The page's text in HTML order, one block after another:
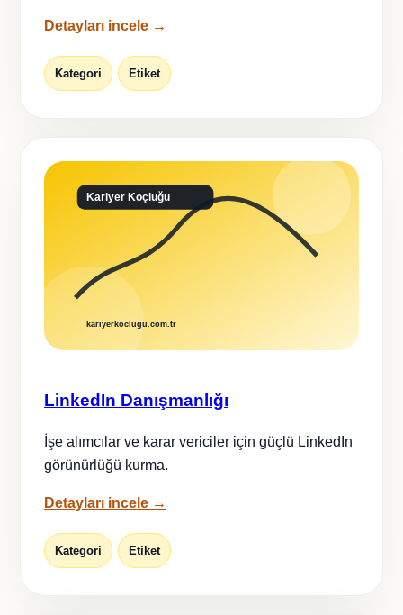
Detayları incele →
Kategori Etiket
LinkedIn Danışmanlığı
İşe alımcılar ve karar vericiler için güçlü LinkedIn
görünürlüğü kurma.
Detayları incele →
Kategori Etiket